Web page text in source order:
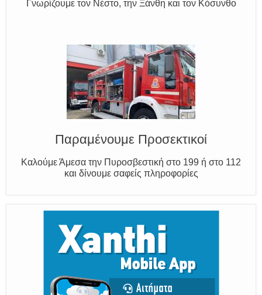
Παραμένουμε Προσεκτικοί
Καλούμε Άμεσα την Πυροσβεστική στο 199 ή στο 112
και δίνουμε σαφείς πληροφορίες
Ο Μύθος της Ξάνθης
Γνωρίζουμε τον Νέστο, την Ξάνθη και τον Κόσυνθο